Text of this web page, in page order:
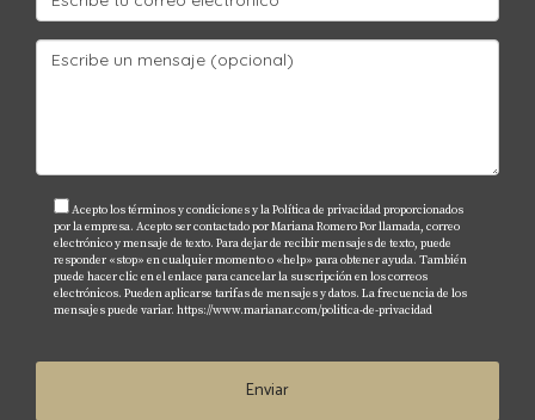
Cada país tiene diferentes regulaciones; es
importante informarse sobre cómo tu nacionalidad
una propiedad?
Además del precio inicial, considera impuestos,
tarifas legales y costos de mantenimiento al calcular
tu inversión total.
Acepto los términos y condiciones y la Política de privacidad proporcionados
por la empresa. Acepto ser contactado por Mariana Romero Por llamada, correo
electrónico y mensaje de texto. Para dejar de recibir mensajes de texto, puede
responder «stop» en cualquier momento o «help» para obtener ayuda. También
puede hacer clic en el enlace para cancelar la suscripción en los correos
electrónicos. Pueden aplicarse tarifas de mensajes y datos. La frecuencia de los
mensajes puede variar. https://www.marianar.com/politica-de-privacidad
Enviar